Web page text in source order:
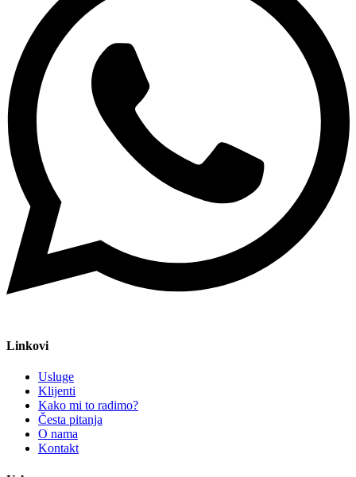
Linkovi
Usluge
Klijenti
Kako mi to radimo?
Česta pitanja
O nama
Kontakt